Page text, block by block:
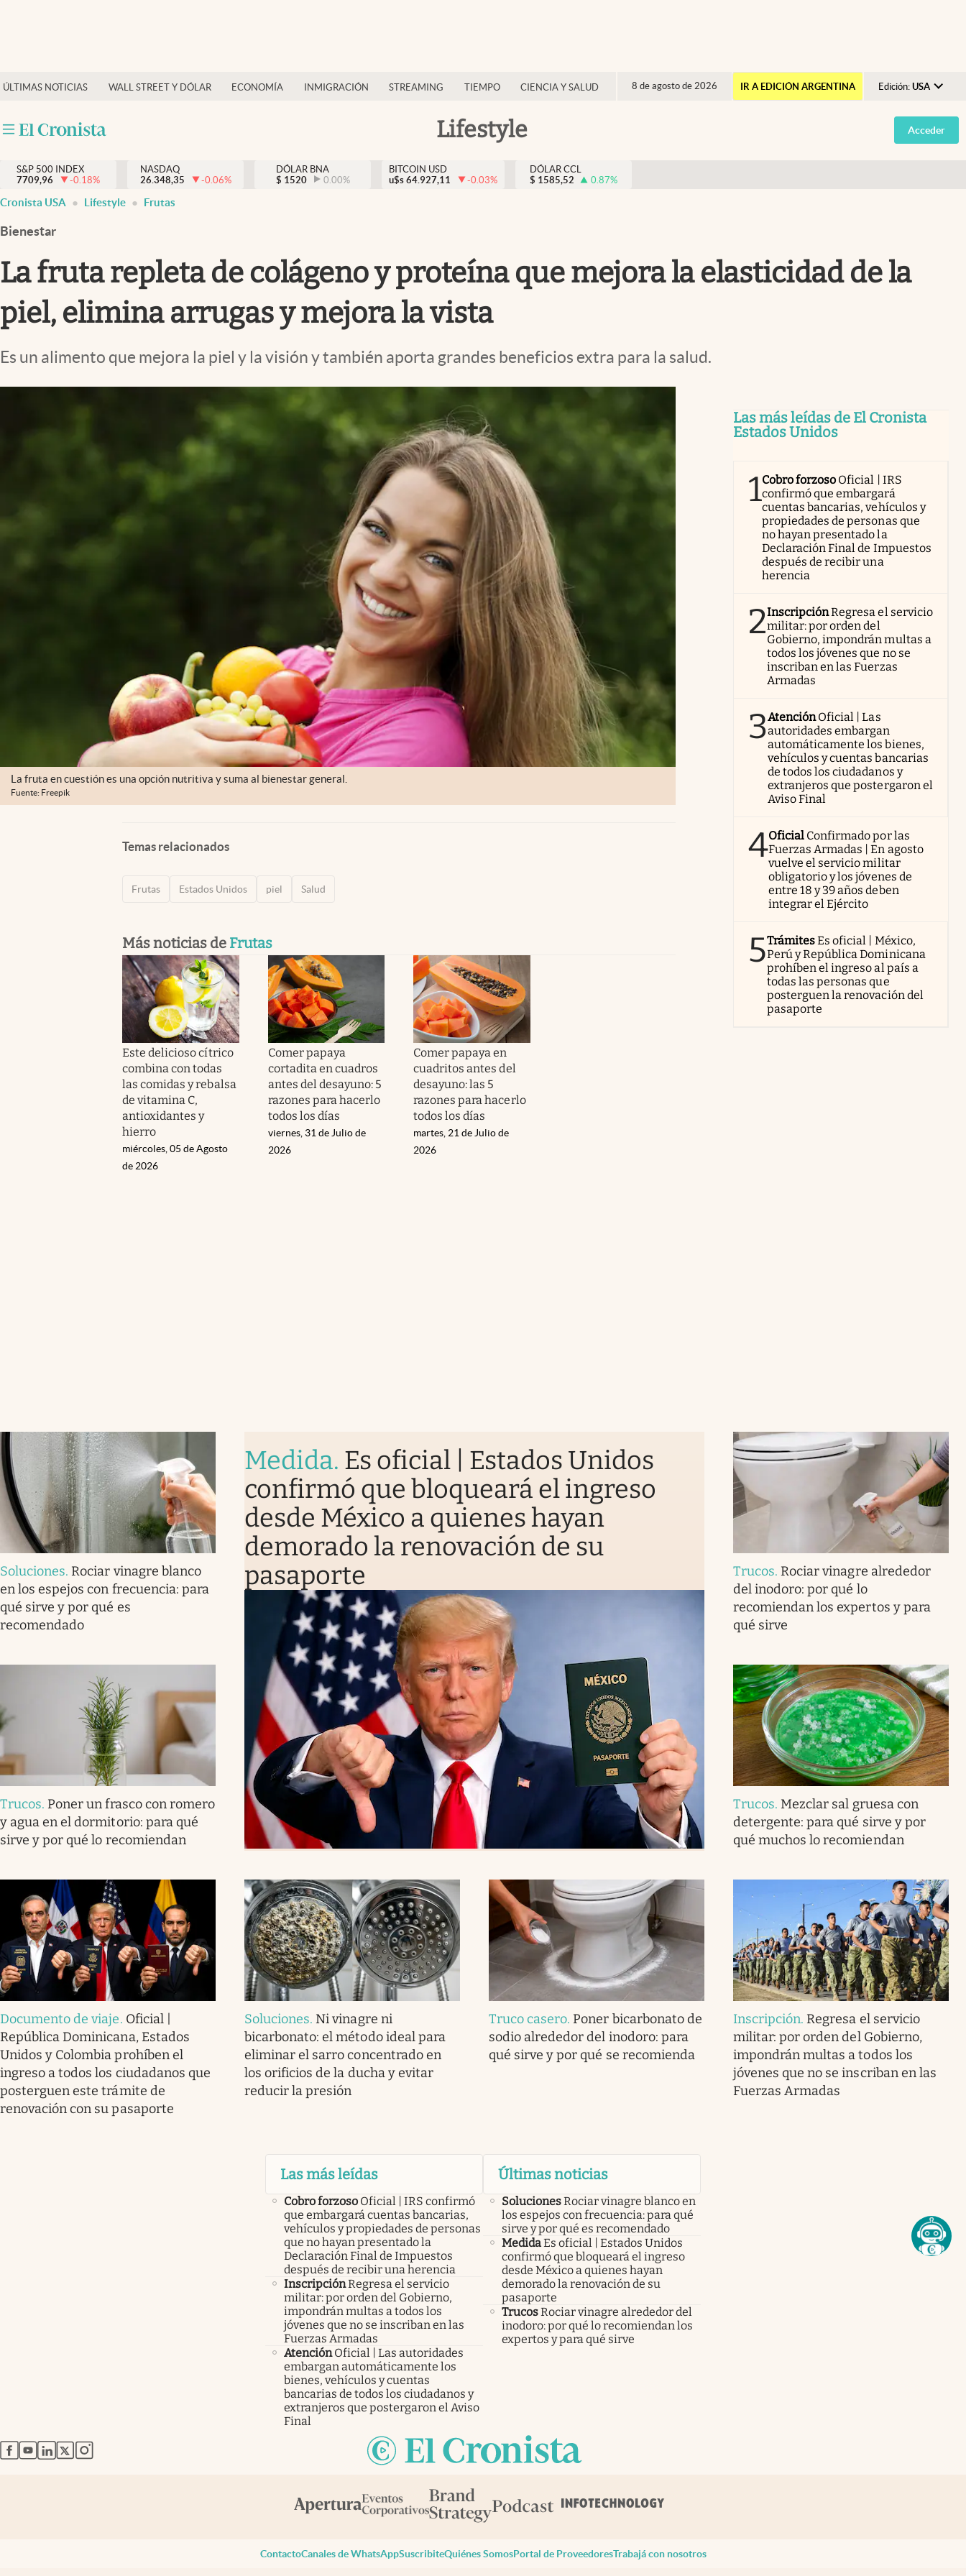
ÚLTIMAS NOTICIAS WALL STREET Y DÓLAR ECONOMÍA INMIGRACIÓN STREAMING TIEMPO CIENCIA Y SALUD 8 de agosto de 2026 IR A EDICIÓN ARGENTINA Edición: USA
Argentina
España
Lifestyle
Finanzas y economía
Inmigración
Trending
Streaming
PC y mobile
Lifestyle
Acceder
S&P 500 INDEX
7709,96
-0.18%
NASDAQ
26.348,35
-0.06%
DÓLAR BNA
$ 1520 0.00%
BITCOIN USD
u$s 64.927,11 -0.03%
DÓLAR CCL
$ 1585,52 0.87%
Cronista USA Lifestyle Frutas
Bienestar
La fruta repleta de colágeno y proteína que mejora la elasticidad de la
piel, elimina arrugas y mejora la vista
Es un alimento que mejora la piel y la visión y también aporta grandes beneficios extra para la salud.
La fruta en cuestión es una opción nutritiva y suma al bienestar general.
Fuente: Freepik
Temas relacionados
Frutas Estados Unidos piel Salud
Más noticias de Frutas
Este delicioso cítrico
combina con todas
las comidas y rebalsa
de vitamina C,
antioxidantes y
hierro
miércoles, 05 de Agosto
de 2026
Comer papaya
cortadita en cuadros
antes del desayuno: 5
razones para hacerlo
todos los días
viernes, 31 de Julio de
2026
Comer papaya en
cuadritos antes del
desayuno: las 5
razones para hacerlo
todos los días
martes, 21 de Julio de
2026
Las más leídas de El Cronista
Estados Unidos
1Cobro forzoso Oficial | IRS
confirmó que embargará
cuentas bancarias, vehículos y
propiedades de personas que
no hayan presentado la
Declaración Final de Impuestos
después de recibir una
herencia
2InscripciónRegresa el servicio
militar: por orden del
Gobierno, impondrán multas a
todos los jóvenes que no se
inscriban en las Fuerzas
Armadas
3AtenciónOficial | Las
autoridades embargan
automáticamente los bienes,
vehículos y cuentas bancarias
de todos los ciudadanos y
extranjeros que postergaron el
Aviso Final
4Oficial Confirmado por las
Fuerzas Armadas | En agosto
vuelve el servicio militar
obligatorio y los jóvenes de
entre 18 y 39 años deben
integrar el Ejército
5TrámitesEs oficial | México,
Perú y República Dominicana
prohíben el ingreso al país a
todas las personas que
posterguen la renovación del
pasaporte
Soluciones. Rociar vinagre blanco
en los espejos con frecuencia: para
qué sirve y por qué es
recomendado
Medida. Es oficial | Estados Unidos
confirmó que bloqueará el ingreso
desde México a quienes hayan
demorado la renovación de su
pasaporte
Trucos. Rociar vinagre alrededor
del inodoro: por qué lo
recomiendan los expertos y para
qué sirve
Trucos. Poner un frasco con romero
y agua en el dormitorio: para qué
sirve y por qué lo recomiendan
Trucos. Mezclar sal gruesa con
detergente: para qué sirve y por
qué muchos lo recomiendan
Documento de viaje. Oficial |
República Dominicana, Estados
Unidos y Colombia prohíben el
ingreso a todos los ciudadanos que
posterguen este trámite de
renovación con su pasaporte
Soluciones. Ni vinagre ni
bicarbonato: el método ideal para
eliminar el sarro concentrado en
los orificios de la ducha y evitar
reducir la presión
Truco casero. Poner bicarbonato de
sodio alrededor del inodoro: para
qué sirve y por qué se recomienda
Inscripción. Regresa el servicio
militar: por orden del Gobierno,
impondrán multas a todos los
jóvenes que no se inscriban en las
Fuerzas Armadas
Las más leídas
Cobro forzoso Oficial | IRS confirmó
que embargará cuentas bancarias,
vehículos y propiedades de personas
que no hayan presentado la
Declaración Final de Impuestos
después de recibir una herencia
InscripciónRegresa el servicio
militar: por orden del Gobierno,
impondrán multas a todos los
jóvenes que no se inscriban en las
Fuerzas Armadas
Atención Oficial | Las autoridades
embargan automáticamente los
bienes, vehículos y cuentas
bancarias de todos los ciudadanos y
extranjeros que postergaron el Aviso
Final
Últimas noticias
SolucionesRociar vinagre blanco en
los espejos con frecuencia: para qué
sirve y por qué es recomendado
MedidaEs oficial | Estados Unidos
confirmó que bloqueará el ingreso
desde México a quienes hayan
demorado la renovación de su
pasaporte
TrucosRociar vinagre alrededor del
inodoro: por qué lo recomiendan los
expertos y para qué sirve
abre en nueva pestaña
abre en nueva pestaña
abre en nueva pestaña
abre en nueva pestaña
abre en nueva pestaña
ContactoCanales de WhatsAppSuscribiteQuiénes SomosPortal de ProveedoresTrabajá con nosotros